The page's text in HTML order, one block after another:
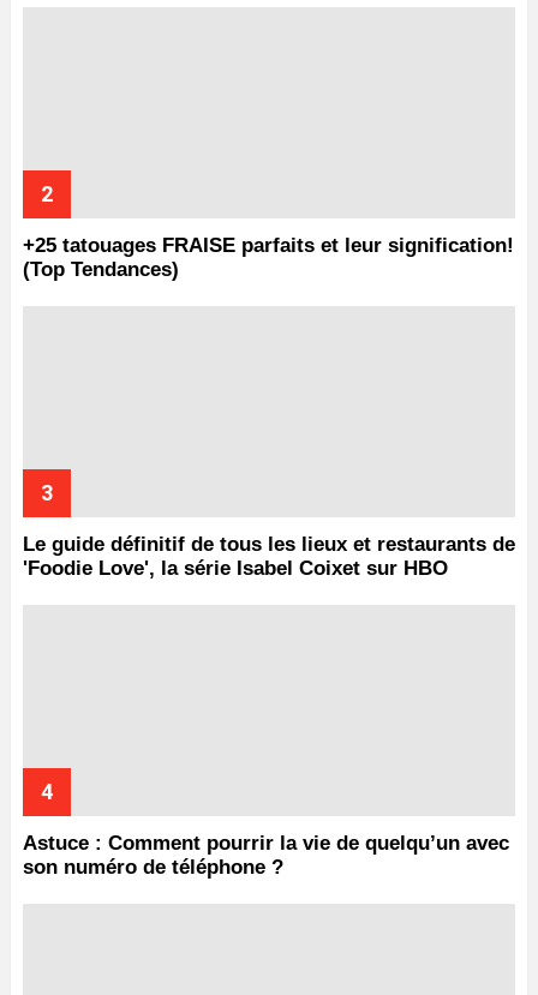
+25 tatouages ​​FRAISE parfaits et leur signification!
(Top Tendances)
Le guide définitif de tous les lieux et restaurants de
'Foodie Love', la série Isabel Coixet sur HBO
Astuce : Comment pourrir la vie de quelqu’un avec
son numéro de téléphone ?